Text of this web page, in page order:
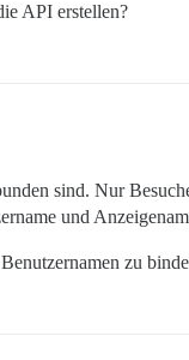
API erstellen?
sind. Nur
und
zu